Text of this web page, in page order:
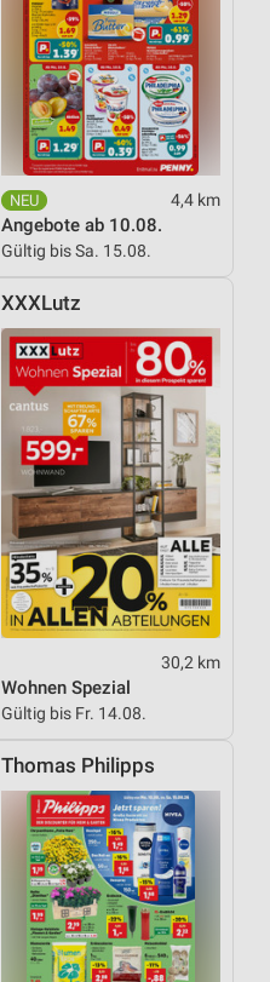
4,4 km
Angebote ab 10.08.
Gültig bis Sa. 15.08.
XXXLutz
30,2 km
Wohnen Spezial
Gültig bis Fr. 14.08.
Thomas Philipps